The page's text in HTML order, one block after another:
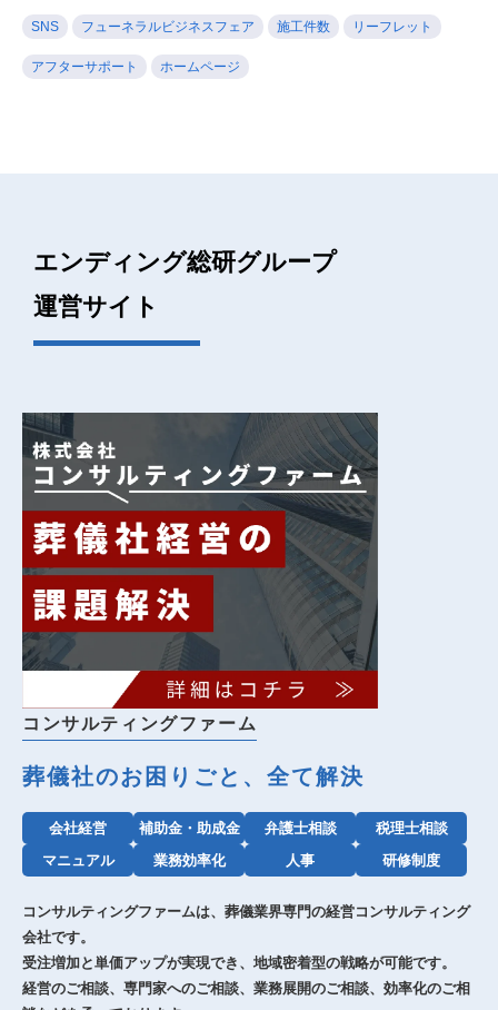
SNS フューネラルビジネスフェア 施工件数 リーフレット
アフターサポート ホームページ
エンディング総研グループ
運営サイト
コンサルティングファーム
葬儀社のお困りごと、全て解決
会社経営 補助金・助成金 弁護士相談
税理士相談
マニュアル
業務効率化 人事 研修制度
コンサルティングファームは、葬儀業界専門の経営コンサルティング
会社です。
受注増加と単価アップが実現でき、地域密着型の戦略が可能です。
経営のご相談、専門家へのご相談、業務展開のご相談、効率化のご相